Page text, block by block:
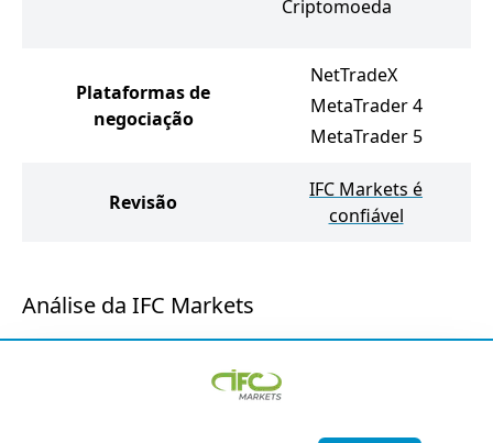
Criptomoeda
Plataformas de
negociação
NetTradeX
MetaTrader 4
MetaTrader 5
Revisão
IFC Markets é
confiável
Análise da IFC Markets